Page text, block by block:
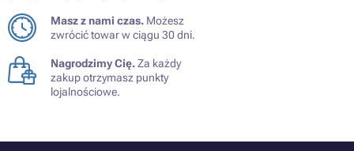
Masz z nami czas. Możesz
zwrócić towar w ciągu 30 dni.
Nagrodzimy Cię.Za każdy
zakup otrzymasz punkty
lojalnościowe.